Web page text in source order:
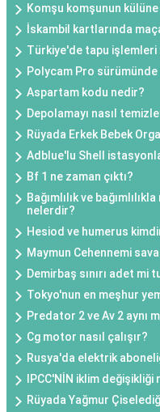
Komşu komşunun
İskambil kartlarında
Türkiye'de tapu işlemleri
Polycam Pro
Aspartam kodu nedir?
Depolamayı nasıl
Rüyada Erkek Bebek
Adblue'lu Shell
Bf 1 ne zaman çıktı?
Bağımlılık ve
nelerdir?
Hesiod ve humerus
Maymun Cehennemi
Demirbaş sınırı adet mi
Tokyo'nun en meşhur
Predator 2 ve Av 2 aynı
Cg motor nasıl çalışır?
Rusya'da elektrik
IPCC'NİN iklim değişikliği
Rüyada Yağmur